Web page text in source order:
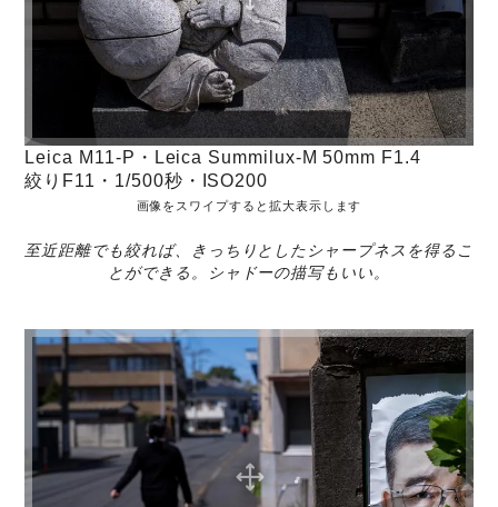
Leica M11-P・Leica Summilux-M 50mm F1.4
絞りF11・1/500秒・ISO200
画像をスワイプすると拡大表示します
至近距離でも絞れば、きっちりとしたシャープネスを得るこ
とができる。シャドーの描写もいい。